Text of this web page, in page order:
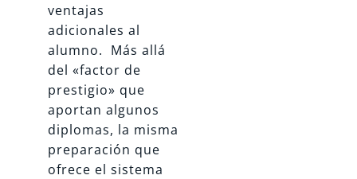
ventajas
adicionales al
alumno. Más allá
del «factor de
prestigio» que
aportan algunos
diplomas, la misma
preparación que
ofrece el sistema